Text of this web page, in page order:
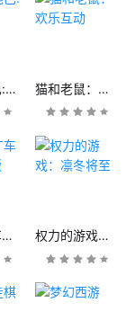
妖精的尾巴:魔导少年 猫和老鼠：欢乐互动
跑跑卡丁车官方竞速版 权力的游戏：凛冬将至